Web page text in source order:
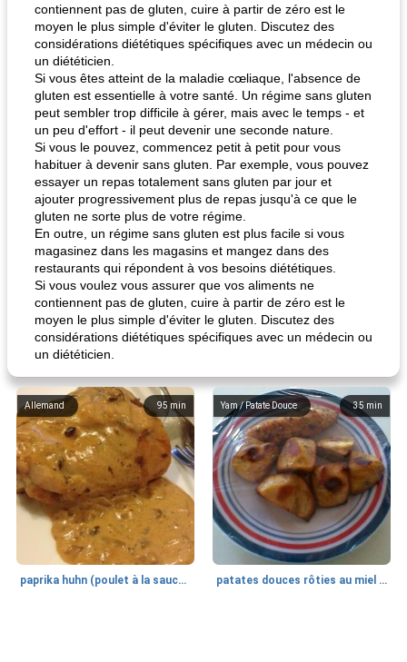
contiennent pas de gluten, cuire à partir de zéro est le
moyen le plus simple d'éviter le gluten. Discutez des
considérations diététiques spécifiques avec un médecin ou
un diététicien.
Si vous êtes atteint de la maladie cœliaque, l'absence de
gluten est essentielle à votre santé. Un régime sans gluten
peut sembler trop difficile à gérer, mais avec le temps - et
un peu d'effort - il peut devenir une seconde nature.
Si vous le pouvez, commencez petit à petit pour vous
habituer à devenir sans gluten. Par exemple, vous pouvez
essayer un repas totalement sans gluten par jour et
ajouter progressivement plus de repas jusqu'à ce que le
gluten ne sorte plus de votre régime.
En outre, un régime sans gluten est plus facile si vous
magasinez dans les magasins et mangez dans des
restaurants qui répondent à vos besoins diététiques.
Si vous voulez vous assurer que vos aliments ne
contiennent pas de gluten, cuire à partir de zéro est le
moyen le plus simple d'éviter le gluten. Discutez des
considérations diététiques spécifiques avec un médecin ou
un diététicien.
95 min
Allemand
paprika huhn (poulet à la sauce paprika).
35 min
Yam / Patate Douce
patates douces rôties au miel / kumara